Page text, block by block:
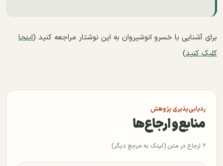
برای آشنایی با خسرو انوشیروان به این نوشتار مراجعه کنید (اینجا
کلیک کنید)
ردیابی‌پذیری پژوهش
منابع و ارجاع‌ها
۲ ارجاع در متن (لینک به مرجع دیگر)